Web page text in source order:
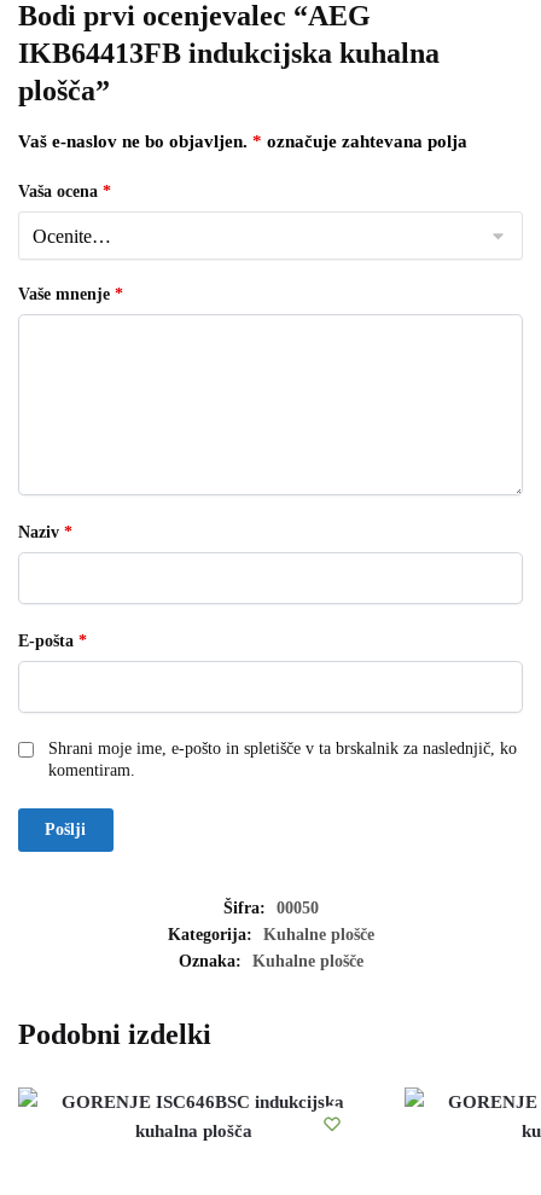
Bodi prvi ocenjevalec “AEG
IKB64413FB indukcijska kuhalna
plošča”
Vaš e-naslov ne bo objavljen. * označuje zahtevana polja
Vaša ocena *
Vaše mnenje *
Naziv *
E-pošta *
Shrani moje ime, e-pošto in spletišče v ta brskalnik za naslednjič, ko
komentiram.
Šifra:
00050
Kategorija:
Kuhalne plošče
Oznaka:
Kuhalne plošče
Podobni izdelki